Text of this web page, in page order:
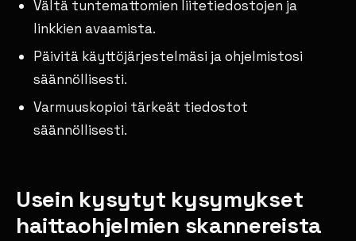
Vältä tuntemattomien liitetiedostojen ja
linkkien avaamista.
Päivitä käyttöjärjestelmäsi ja ohjelmistosi
säännöllisesti.
Varmuuskopioi tärkeät tiedostot
säännöllisesti.
Usein kysytyt kysymykset
haittaohjelmien skannereista